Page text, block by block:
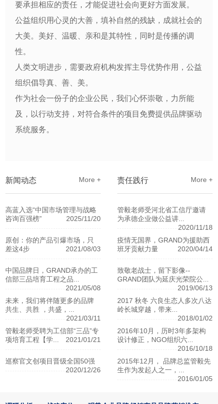
要承担相应的责任，才能促进社会向更好方面发展。
公益组织用心灵的大善，填补自然的残缺，成就社会的
大美。美好、温暖、亲和是其特性，同时是传播的调
性。
人类文明进步，需要政府机构发挥主导优势作用，公益
组织倡导真、善、美。
作为社会一份子的企业公民，我们心怀崇敬，力所能
及，以行动支持，对符合条件的项目免费提供品牌驱动
系统服务。
新闻动态 More +
高蓝入选“中国市场管理与战略
咨询百强榜”
2025/11/20
原创：你的产品引爆市场，只
差这4步
2021/08/03
中国品牌日，GRAND承办的工
信部三品培育工程之品...
2021/05/08
未来，我们将伴随更多的品牌
共生、共胜 ，共盛，...
2021/03/11
管毅老师受聘为工信部“三品”专
项培育工程【学...
2021/01/21
巡察官文创项目晋级全国50强
2020/12/26
责任践行 More +
管毅老师受河北省工信厅邀请
为承德企业做公益讲...
2020/11/18
疫情无国界，GRAND为援助西
班牙贡献力量
2020/04/14
致敬老战士，留下影像--
GRAND团队为延庆光荣院公...
2019/06/13
2017 秋冬 六良生态人多次八达
岭长城穿越，带来...
2018/01/02
2016年10月，历时3年多架构
设计修正，NGO组织六...
2016/10/18
2015年12月， 品牌总监管毅先
生作为发起人之一，...
2016/01/05